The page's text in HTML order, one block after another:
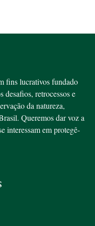
fins lucrativos fundado
desafios, retrocessos e
da natureza,
Queremos dar voz a
interessam em protegê-